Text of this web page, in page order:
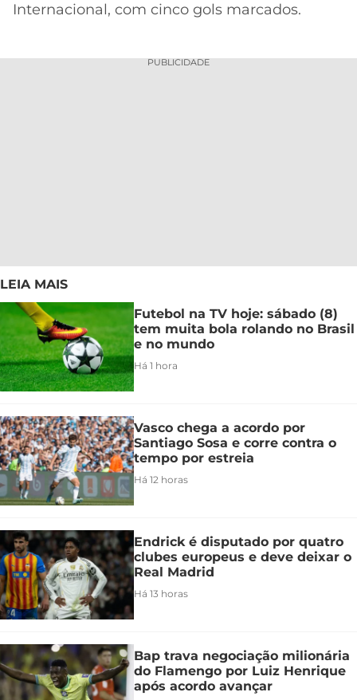
Internacional, com cinco gols marcados.
PUBLICIDADE
LEIA MAIS
Futebol na TV hoje: sábado (8)
tem muita bola rolando no Brasil
e no mundo
Há 1 hora
Vasco chega a acordo por
Santiago Sosa e corre contra o
tempo por estreia
Há 12 horas
Endrick é disputado por quatro
clubes europeus e deve deixar o
Real Madrid
Há 13 horas
Bap trava negociação milionária
do Flamengo por Luiz Henrique
após acordo avançar